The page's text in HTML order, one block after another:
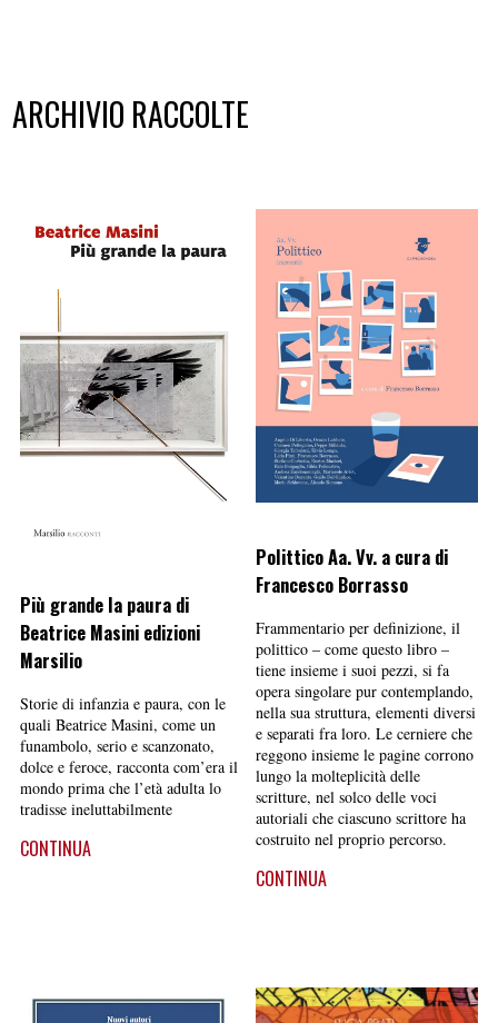
ARCHIVIO RACCOLTE
Più grande la paura di
Beatrice Masini edizioni
Marsilio
Storie di infanzia e paura, con le
quali Beatrice Masini, come un
funambolo, serio e scanzonato,
dolce e feroce, racconta com’era il
mondo prima che l’età adulta lo
tradisse ineluttabilmente
CONTINUA
Polittico Aa. Vv. a cura di
Francesco Borrasso
Frammentario per definizione, il
polittico – come questo libro –
tiene insieme i suoi pezzi, si fa
opera singolare pur contemplando,
nella sua struttura, elementi diversi
e separati fra loro. Le cerniere che
reggono insieme le pagine corrono
lungo la molteplicità delle
scritture, nel solco delle voci
autoriali che ciascuno scrittore ha
costruito nel proprio percorso.
CONTINUA